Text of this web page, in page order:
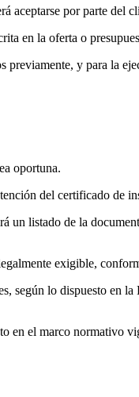
aceptarse por parte del
en la oferta o
y para la
oportuna.
del certificado de
listado de la
exigible,
según lo dispuesto en
en el marco normativo